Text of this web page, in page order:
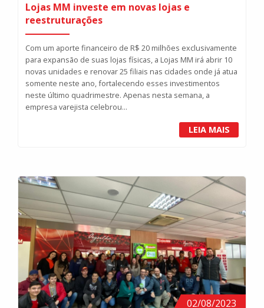
Lojas MM investe em novas lojas e
reestruturações
Com um aporte financeiro de R$ 20 milhões exclusivamente
para expansão de suas lojas físicas, a Lojas MM irá abrir 10
novas unidades e renovar 25 filiais nas cidades onde já atua
somente neste ano, fortalecendo esses investimentos
neste último quadrimestre. Apenas nesta semana, a
empresa varejista celebrou...
LEIA MAIS
02/08/2023